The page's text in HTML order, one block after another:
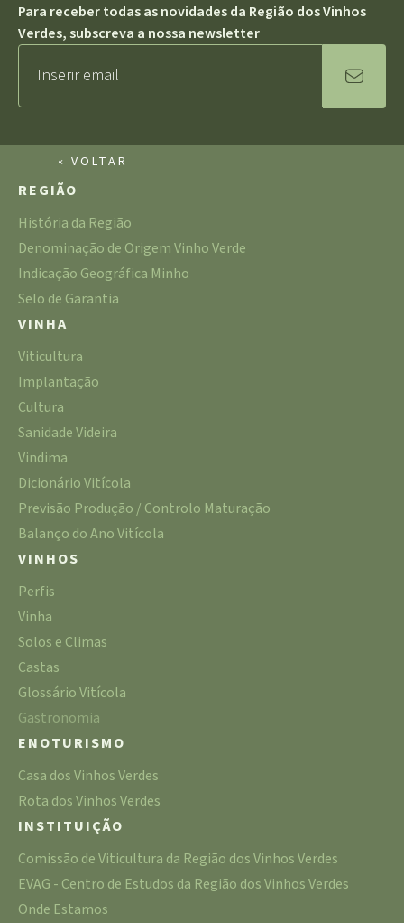
Para receber todas as novidades da Região dos Vinhos
Verdes, subscreva a nossa newsletter
« VOLTAR
REGIÃO
História da Região
Denominação de Origem Vinho Verde
Indicação Geográfica Minho
Selo de Garantia
VINHA
Viticultura
Implantação
Cultura
Sanidade Videira
Vindima
Dicionário Vitícola
Previsão Produção / Controlo Maturação
Balanço do Ano Vitícola
VINHOS
Perfis
Vinha
Solos e Climas
Castas
Glossário Vitícola
Gastronomia
ENOTURISMO
Casa dos Vinhos Verdes
Rota dos Vinhos Verdes
INSTITUIÇÃO
Comissão de Viticultura da Região dos Vinhos Verdes
EVAG - Centro de Estudos da Região dos Vinhos Verdes
Onde Estamos